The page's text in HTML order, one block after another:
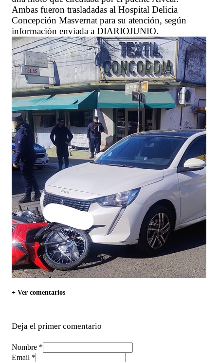
Ambas fueron trasladadas al Hospital Delicia
Concepción Masvernat para su atención, según
información enviada a DIARIOJUNIO.
+ Ver comentarios
Deja el primer comentario
Nombre *
Email *